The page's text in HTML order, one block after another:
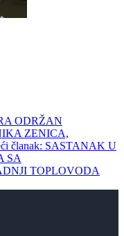
ODRŽAN
ZENICA,
članak: SASTANAK U
SA
TOPLOVODA